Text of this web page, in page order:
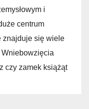
i
centrum
znajduje się wiele
Wniebowzięcia
czy zamek książąt